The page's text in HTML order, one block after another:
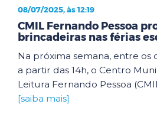
08/07/2025, às 12:19
CMIL Fernando Pessoa
brincadeiras nas férias
Na próxima semana, entre os
a partir das 14h, o Centro
Leitura Fernando Pessoa
[saiba mais]